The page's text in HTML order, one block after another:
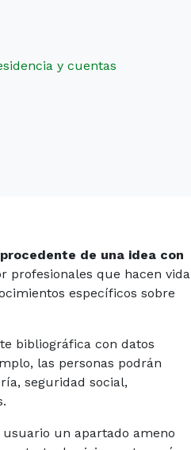
y cuentas
procedente de una idea con
profesionales que hacen vida
específicos sobre
bibliográfica con datos
las personas podrán
seguridad social,
un apartado ameno